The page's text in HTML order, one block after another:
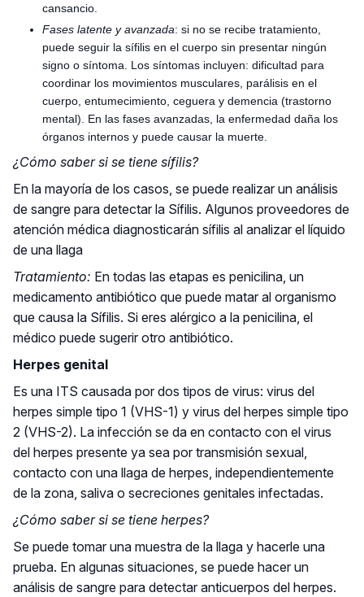
cansancio.
Fases latente y avanzada: si no se recibe tratamiento,
puede seguir la sífilis en el cuerpo sin presentar ningún
signo o síntoma. Los síntomas incluyen: dificultad para
coordinar los movimientos musculares, parálisis en el
cuerpo, entumecimiento, ceguera y demencia (trastorno
mental). En las fases avanzadas, la enfermedad daña los
órganos internos y puede causar la muerte.
¿Cómo saber si se tiene sífilis?
En la mayoría de los casos, se puede realizar un análisis
de sangre para detectar la Sífilis. Algunos proveedores de
atención médica diagnosticarán sífilis al analizar el líquido
de una llaga
Tratamiento: En todas las etapas es penicilina, un
medicamento antibiótico que puede matar al organismo
que causa la Sífilis. Si eres alérgico a la penicilina, el
médico puede sugerir otro antibiótico.
Herpes genital
Es una ITS causada por dos tipos de virus: virus del
herpes simple tipo 1 (VHS-1) y virus del herpes simple tipo
2 (VHS-2). La infección se da en contacto con el virus
del herpes presente ya sea por transmisión sexual,
contacto con una llaga de herpes, independientemente
de la zona, saliva o secreciones genitales infectadas.
¿Cómo saber si se tiene herpes?
Se puede tomar una muestra de la llaga y hacerle una
prueba. En algunas situaciones, se puede hacer un
análisis de sangre para detectar anticuerpos del herpes.